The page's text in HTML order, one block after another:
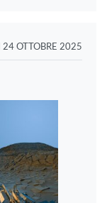
24 OTTOBRE 2025